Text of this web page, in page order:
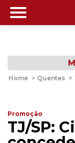
Home > Quentes >
Promoção
TJ/SP: